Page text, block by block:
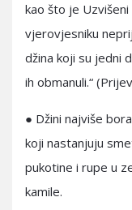
kao što je Uzvišeni
vjerovjesniku
džina koji su jedni
ih obmanuli.“
● Džini najviše
koji nastanjuju
pukotine i rupe u
kamile.